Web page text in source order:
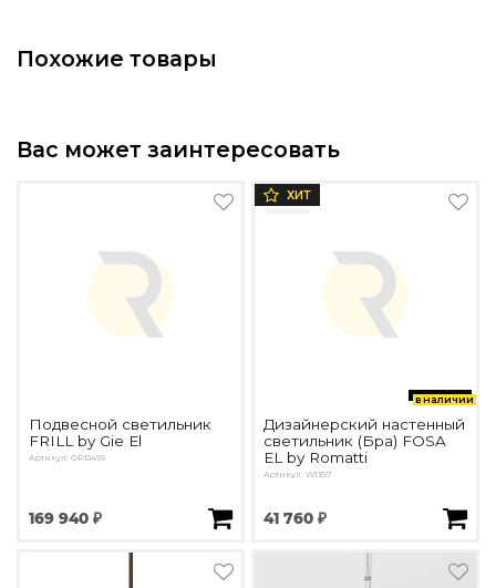
Похожие товары
Вас может заинтересовать
Подвесной светильник
FRILL by Gie El
Артикул: OPD499
169 940 ₽
в наличии
ХИТ
Дизайнерский настенный
светильник (Бра) FOSA
EL by Romatti
Артикул: W1397
41 760 ₽